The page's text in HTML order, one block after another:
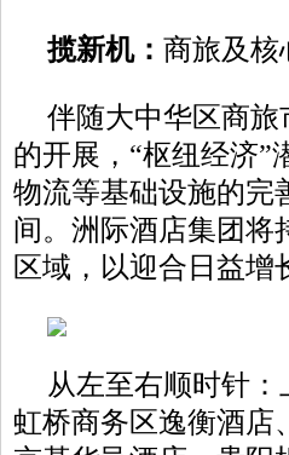
揽新机： 商旅及核
伴随大中华区商
的开展，“枢纽经济”
物流等基础设施的完
间。洲际酒店集团将
区域，以迎合日益增
从左至右顺时针
虹桥商务区逸衡酒店